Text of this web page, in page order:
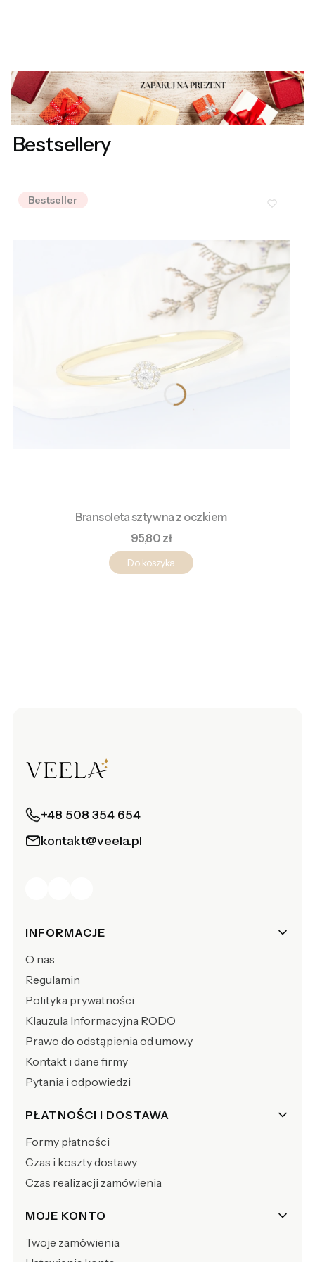
Bestsellery
Bestseller
Bransoleta sztywna z oczkiem
Cena
95,80 zł
Do koszyka
+48 508 354 654
kontakt@veela.pl
Linki w stopce
INFORMACJE
O nas
Regulamin
Polityka prywatności
Klauzula Informacyjna RODO
Prawo do odstąpienia od umowy
Kontakt i dane firmy
Pytania i odpowiedzi
PŁATNOŚCI I DOSTAWA
Formy płatności
Czas i koszty dostawy
Czas realizacji zamówienia
MOJE KONTO
Twoje zamówienia